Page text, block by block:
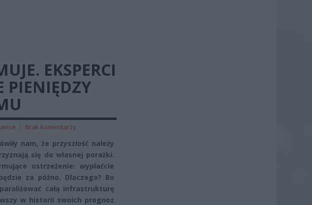
EKSPERCI
PIENIĘDZY
| Brak komentarzy
nam, że przyszłość należy
się do własnej porażki.
ostrzeżenie: wypłaćcie
za późno. Dlaczego? Bo
całą infrastrukturę
w historii swoich prognoz